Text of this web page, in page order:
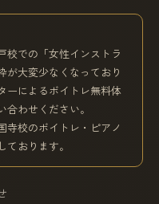
校での「女性インストラ
が大変少なくなっており
ーによるボイトレ無料体
わせください。
寺校のボイトレ・ピアノ
おります。